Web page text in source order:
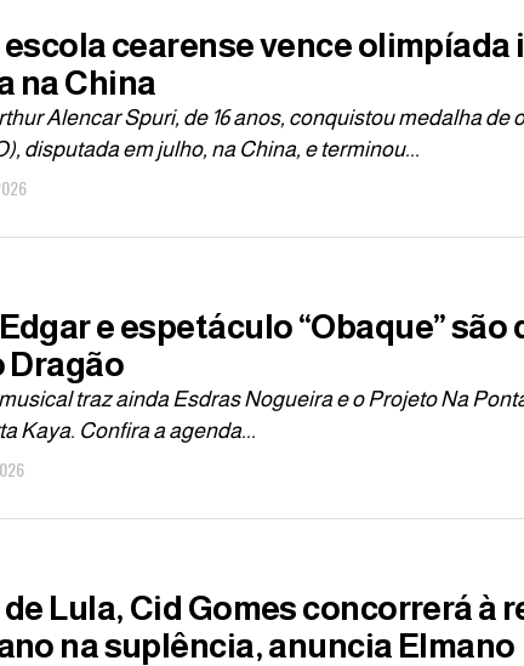
cearense vence
na China
Alencar Spuri, de 16 anos, conquistou medalha
disputada em julho, na China, e terminou...
e espetáculo “Obaque”
Dragão
traz ainda Esdras Nogueira e o Projeto Na
Kaya. Confira a agenda...
Lula, Cid Gomes concorrerá à
na suplência, anuncia Elmano